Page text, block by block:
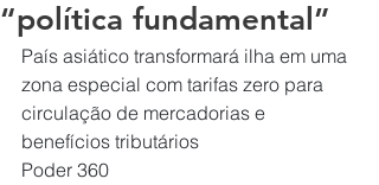
“política fundamental”
País asiático transformará ilha em uma
zona especial com tarifas zero para
circulação de mercadorias e
benefícios tributários
Poder 360